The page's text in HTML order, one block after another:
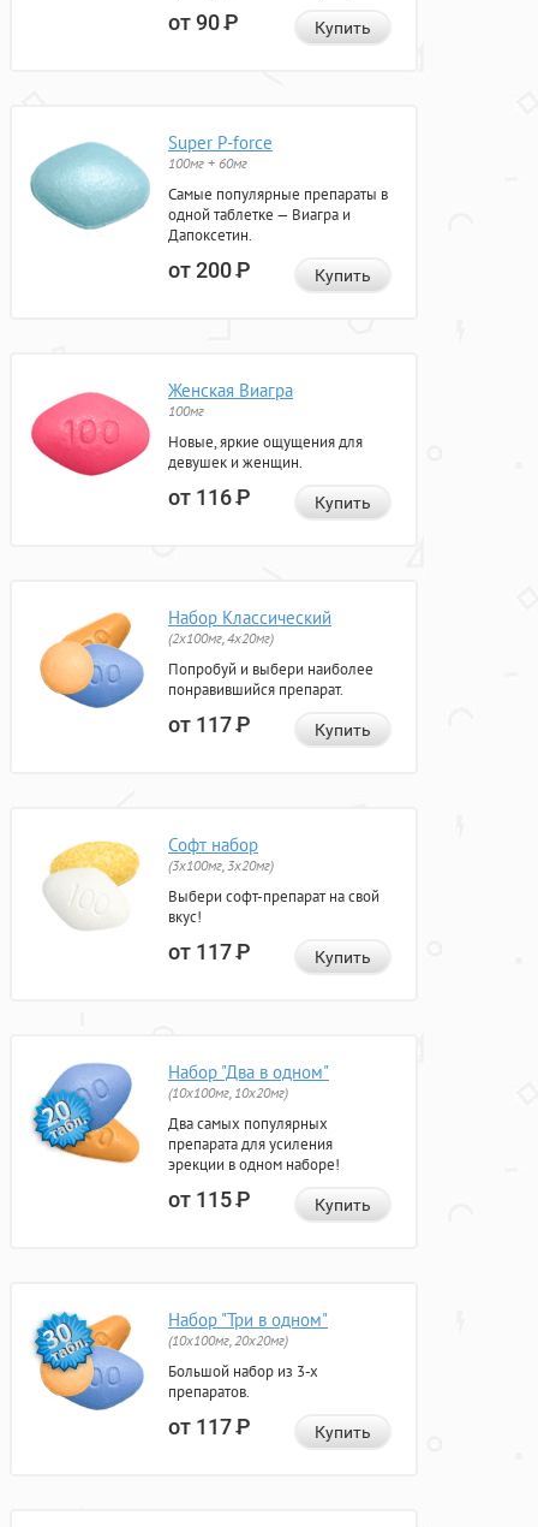
от 90Р Купить
Super P-force
100мг + 60мг
Самые популярные препараты в
одной таблетке — Виагра и
Дапоксетин.
от 200Р Купить
Женская Виагра
100мг
Новые, яркие ощущения для
девушек и женщин.
от 116Р Купить
Набор Классический
(2x100мг, 4x20мг)
Попробуй и выбери наиболее
понравившийся препарат.
от 117Р Купить
Софт набор
(3x100мг, 3x20мг)
Выбери софт-препарат на свой
вкус!
от 117Р Купить
Набор "Два в одном"
(10x100мг, 10x20мг)
Два самых популярных
препарата для усиления
эрекции в одном наборе!
от 115Р Купить
Набор "Три в одном"
(10x100мг, 20x20мг)
Большой набор из 3-х
препаратов.
от 117Р Купить